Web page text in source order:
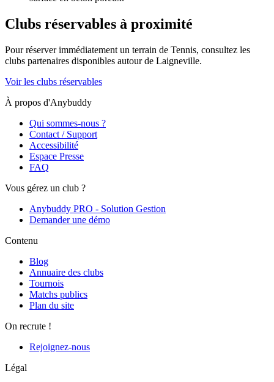
Clubs réservables à proximité
Pour réserver immédiatement un terrain de Tennis, consultez les
clubs partenaires disponibles autour de Laigneville.
Voir les clubs réservables
À propos d'Anybuddy
Qui sommes-nous ?
Contact / Support
Accessibilité
Espace Presse
FAQ
Vous gérez un club ?
Anybuddy PRO - Solution Gestion
Demander une démo
Contenu
Blog
Annuaire des clubs
Tournois
Matchs publics
Plan du site
On recrute !
Rejoignez-nous
Légal